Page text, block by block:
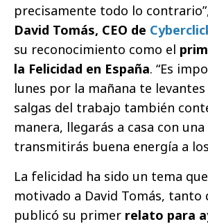
precisamente todo lo
David Tomás, CEO de
su reconocimiento como el
la Felicidad en España. “Es
lunes por la mañana te
salgas del trabajo también
manera, llegarás a casa con
transmitirás buena energía a
La felicidad ha sido un tema
motivado a David Tomás, tanto
publicó su primer relato para